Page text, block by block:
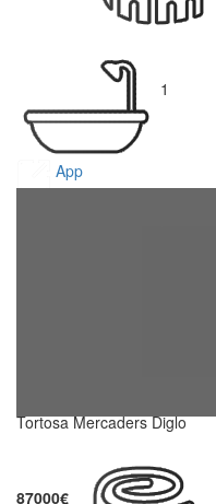
1
App
Tortosa Mercaders Diglo
87000€